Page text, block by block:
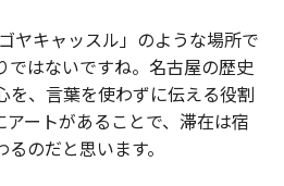
ヤキャッスル」のような場所で
ではないですね。名古屋の歴史
を、言葉を使わずに伝える役割
ートがあることで、滞在は宿
のだと思います。